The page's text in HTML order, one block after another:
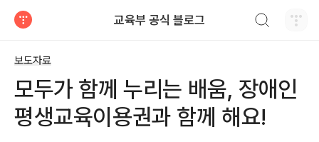
교육부 공식 블로그
보도자료
모두가 함께 누리는 배움, 장애인
평생교육이용권과 함께 해요!